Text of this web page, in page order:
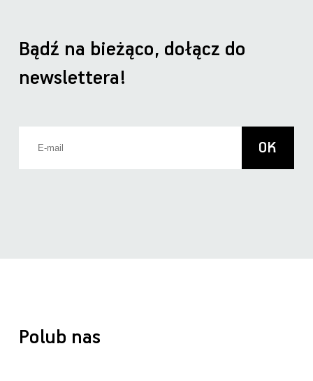
Polub nas
Bądź na bieżąco, dołącz do
newslettera!